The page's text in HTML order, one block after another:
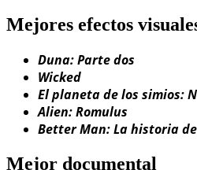
Mejores efectos
Duna: Parte dos
Wicked
El planeta de los simios:
Alien: Romulus
Better Man: La historia
Mejor documental